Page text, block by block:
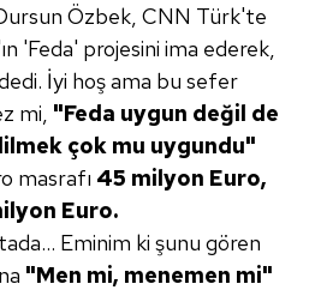
aşağıda yer alan panel
Çerezlere ilişkin detaylı bilgi
Çerez Bilgilendirme
Korunması Kanunu uyarınca
okumak ve sitemizde
kullanılan çerezlerle ilgili bilgi
.
Özbek, CNN Türk'te
'Feda' projesini ima ederek,
İyi hoş ama bu sefer
mi, "Feda uygun değil de
çok mu uygundu"
masrafı 45 milyon Euro,
Euro.
Eminim ki şunu gören
"Men mi, menemen mi"